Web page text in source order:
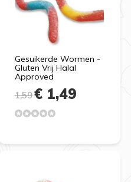
Gesuikerde Wormen -
Gluten Vrij Halal
Approved
1,59€ 1,49